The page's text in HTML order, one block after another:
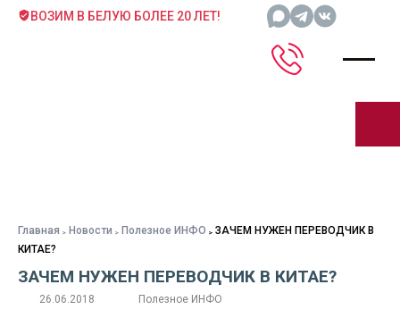
ВОЗИМ В БЕЛУЮ БОЛЕЕ 20 ЛЕТ!
Главная Новости Полезное ИНФО
ЗАЧЕМ НУЖЕН ПЕРЕВОДЧИК В
КИТАЕ?
ЗАЧЕМ НУЖЕН ПЕРЕВОДЧИК В КИТАЕ?
26.06.2018 Полезное ИНФО